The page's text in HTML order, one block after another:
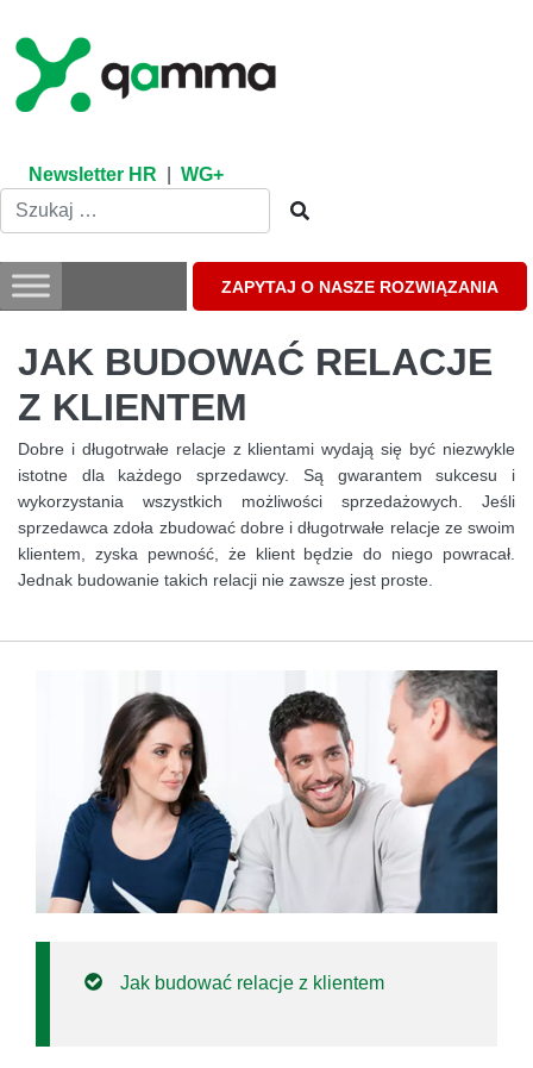
content
Newsletter HR WG+
ZAPYTAJ O NASZE ROZWIĄZANIA
JAK BUDOWAĆ RELACJE
Z KLIENTEM
Dobre i długotrwałe relacje z klientami wydają się być niezwykle
istotne dla każdego sprzedawcy. Są gwarantem sukcesu i
wykorzystania wszystkich możliwości sprzedażowych. Jeśli
sprzedawca zdoła zbudować dobre i długotrwałe relacje ze swoim
klientem, zyska pewność, że klient będzie do niego powracał.
Jednak budowanie takich relacji nie zawsze jest proste.
Jak budować relacje z klientem